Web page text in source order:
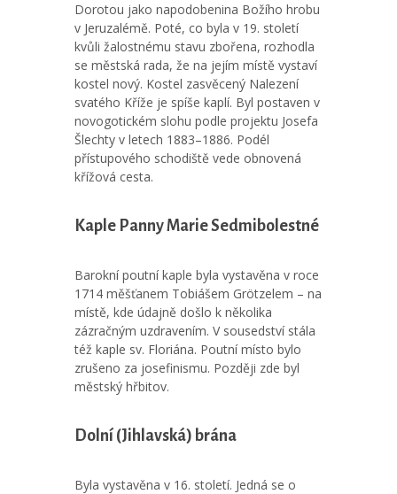
Dorotou jako napodobenina Božího hrobu
v Jeruzalémě. Poté, co byla v 19. století
kvůli žalostnému stavu zbořena, rozhodla
se městská rada, že na jejím místě vystaví
kostel nový. Kostel zasvěcený Nalezení
svatého Kříže je spíše kaplí. Byl postaven v
novogotickém slohu podle projektu Josefa
Šlechty v letech 1883–1886. Podél
přístupového schodiště vede obnovená
křížová cesta.
Kaple Panny Marie Sedmibolestné
Barokní poutní kaple byla vystavěna v roce
1714 měšťanem Tobiášem Grötzelem – na
místě, kde údajně došlo k několika
zázračným uzdravením. V sousedství stála
též kaple sv. Floriána. Poutní místo bylo
zrušeno za josefinismu. Později zde byl
městský hřbitov.
Dolní (Jihlavská) brána
Byla vystavěna v 16. století. Jedná se o